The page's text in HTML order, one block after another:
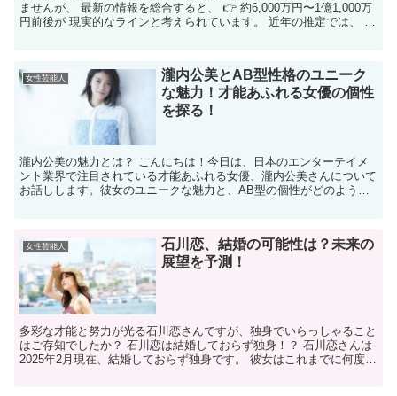
ませんが、 最新の情報を総合すると、 👉 約6,000万円〜1億1,000万
円前後が 現実的なラインと考えられています。 近年の推定では、 約
女性芸能人
瀧内公美とAB型性格のユニーク
な魅力！才能あふれる女優の個性
を探る！
瀧内公美の魅力とは？ こんにちは！今日は、日本のエンターテイメ
ント業界で注目されている才能あふれる女優、瀧内公美さんについて
お話しします。彼女のユニークな魅力と、AB型の個性がどのように
女性芸能人
石川恋、結婚の可能性は？未来の
展望を予測！
多彩な才能と努力が光る石川恋さんですが、独身でいらっしゃること
はご存知でしたか？ 石川恋は結婚しておらず独身！？ 石川恋さんは
2025年2月現在、結婚しておらず独身です。 彼女はこれまでに何度か